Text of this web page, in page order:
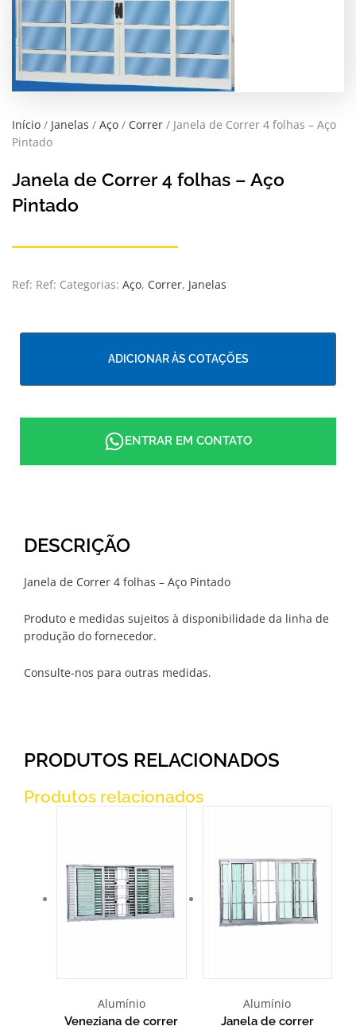
Início / Janelas / Aço / Correr / Janela de Correr 4 folhas – Aço
Pintado
Janela de Correr 4 folhas – Aço
Pintado
Ref: Ref: Categorias: Aço, Correr, Janelas
ADICIONAR ÀS COTAÇÕES
ENTRAR EM CONTATO
DESCRIÇÃO
Janela de Correr 4 folhas – Aço Pintado
Produto e medidas sujeitos à disponibilidade da linha de
produção do fornecedor.
Consulte-nos para outras medidas.
PRODUTOS RELACIONADOS
Produtos relacionados
Alumínio
Veneziana de correr
Alumínio
Janela de correr